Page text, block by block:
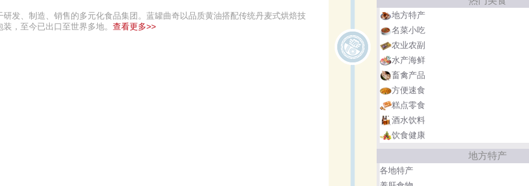
发、制造、销售的多元化食品集团。蓝罐曲奇以品质黄油搭配传统丹麦式烘焙技
，至今已出口至世界多地。 查看更多>>
地方特产
名菜小吃
农业农副
水产海鲜
畜禽产品
方便速食
糕点零食
酒水饮料
饮食健康
地方特产
各地特产